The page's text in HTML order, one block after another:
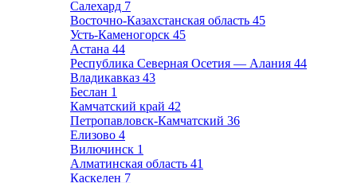
Салехард 7
Восточно-Казахстанская область 45
Усть-Каменогорск 45
Астана 44
Республика Северная Осетия — Алания 44
Владикавказ 43
Беслан 1
Камчатский край 42
Петропавловск-Камчатский 36
Елизово 4
Вилючинск 1
Алматинская область 41
Каскелен 7